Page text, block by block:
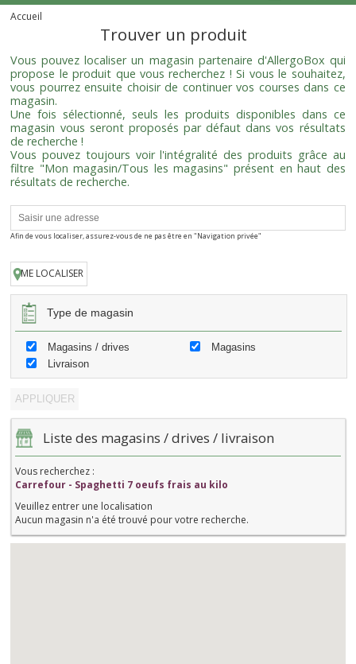
Accueil
Trouver un produit
Vous pouvez localiser un magasin partenaire d'AllergoBox qui
propose le produit que vous recherchez ! Si vous le souhaitez,
vous pourrez ensuite choisir de continuer vos courses dans ce
magasin.
Une fois sélectionné, seuls les produits disponibles dans ce
magasin vous seront proposés par défaut dans vos résultats
de recherche !
Vous pouvez toujours voir l'intégralité des produits grâce au
filtre "Mon magasin/Tous les magasins" présent en haut des
résultats de recherche.
Afin de vous localiser, assurez-vous de ne pas être en "Navigation privée"
ME LOCALISER
Type de magasin
Magasins / drives
Magasins
Livraison
Liste des magasins / drives / livraison
Vous recherchez :
Carrefour - Spaghetti 7 oeufs frais au kilo
Veuillez entrer une localisation
Aucun magasin n'a été trouvé pour votre recherche.